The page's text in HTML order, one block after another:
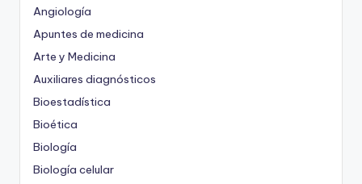
Angiología
Apuntes de medicina
Arte y Medicina
Auxiliares diagnósticos
Bioestadística
Bioética
Biología
Biología celular